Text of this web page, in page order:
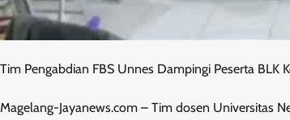
Tim Pengabdian FBS Unnes Dampingi Peserta BLK
Magelang-Jayanews.com – Tim dosen Universitas